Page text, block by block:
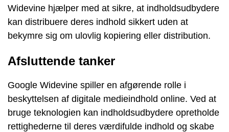
Widevine hjælper med at sikre, at indholdsudbydere
kan distribuere deres indhold sikkert uden at
bekymre sig om ulovlig kopiering eller distribution.
Afsluttende tanker
Google Widevine spiller en afgørende rolle i
beskyttelsen af digitale medieindhold online. Ved at
bruge teknologien kan indholdsudbydere opretholde
rettighederne til deres værdifulde indhold og skabe